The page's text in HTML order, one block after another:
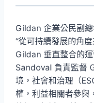
Gildan 企業公民副
“從可持續發展的角
Gildan 垂直整合的
Sandoval 負責監督
境，社會和治理（
權，利益相關者參與